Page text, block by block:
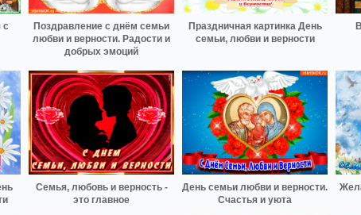
с
Поздравление с днём семьи
любви и верности. Радости и
добрых эмоций
Праздничная картинка День
семьи, любви и верности
Семья, любовь и верность -
это главное
День семьи любви и верности.
Счастья и уюта